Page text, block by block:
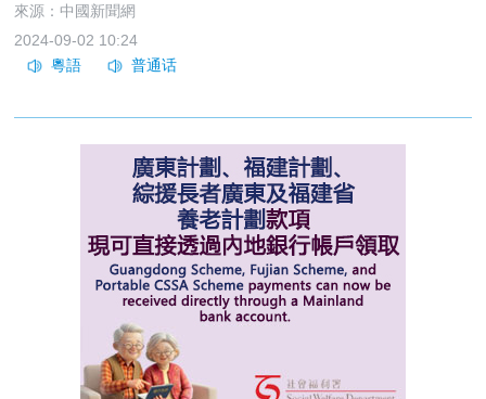
來源：中國新聞網
2024-09-02 10:24